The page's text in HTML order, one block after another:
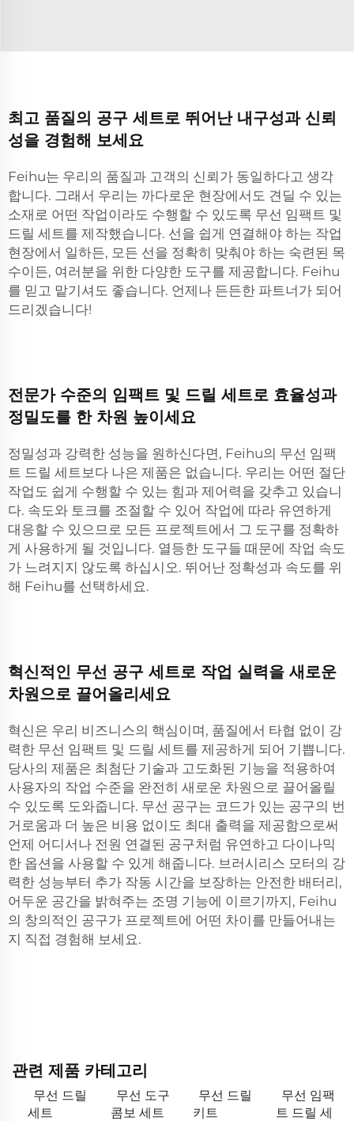
최고 품질의 공구 세트로 뛰어난 내구성과 신뢰
성을 경험해 보세요
Feihu는 우리의 품질과 고객의 신뢰가 동일하다고 생각
합니다. 그래서 우리는 까다로운 현장에서도 견딜 수 있는
소재로 어떤 작업이라도 수행할 수 있도록 무선 임팩트 및
드릴 세트를 제작했습니다. 선을 쉽게 연결해야 하는 작업
현장에서 일하든, 모든 선을 정확히 맞춰야 하는 숙련된 목
수이든, 여러분을 위한 다양한 도구를 제공합니다. Feihu
를 믿고 맡기셔도 좋습니다. 언제나 든든한 파트너가 되어
드리겠습니다!
전문가 수준의 임팩트 및 드릴 세트로 효율성과
정밀도를 한 차원 높이세요
정밀성과 강력한 성능을 원하신다면, Feihu의 무선 임팩
트 드릴 세트보다 나은 제품은 없습니다. 우리는 어떤 절단
작업도 쉽게 수행할 수 있는 힘과 제어력을 갖추고 있습니
다. 속도와 토크를 조절할 수 있어 작업에 따라 유연하게
대응할 수 있으므로 모든 프로젝트에서 그 도구를 정확하
게 사용하게 될 것입니다. 열등한 도구들 때문에 작업 속도
가 느려지지 않도록 하십시오. 뛰어난 정확성과 속도를 위
해 Feihu를 선택하세요.
혁신적인 무선 공구 세트로 작업 실력을 새로운
차원으로 끌어올리세요
혁신은 우리 비즈니스의 핵심이며, 품질에서 타협 없이 강
력한 무선 임팩트 및 드릴 세트를 제공하게 되어 기쁩니다.
당사의 제품은 최첨단 기술과 고도화된 기능을 적용하여
사용자의 작업 수준을 완전히 새로운 차원으로 끌어올릴
수 있도록 도와줍니다. 무선 공구는 코드가 있는 공구의 번
거로움과 더 높은 비용 없이도 최대 출력을 제공함으로써
언제 어디서나 전원 연결된 공구처럼 유연하고 다이나믹
한 옵션을 사용할 수 있게 해줍니다. 브러시리스 모터의 강
력한 성능부터 추가 작동 시간을 보장하는 안전한 배터리,
어두운 공간을 밝혀주는 조명 기능에 이르기까지, Feihu
의 창의적인 공구가 프로젝트에 어떤 차이를 만들어내는
지 직접 경험해 보세요.
관련 제품 카테고리
무선 드릴
세트
무선 도구
콤보 세트
무선 드릴
키트
무선 임팩
트 드릴 세